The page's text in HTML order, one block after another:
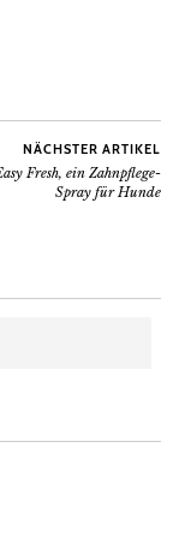
NÄCHSTER ARTIKEL
Fresh, ein Zahnpflege-
Spray für Hunde